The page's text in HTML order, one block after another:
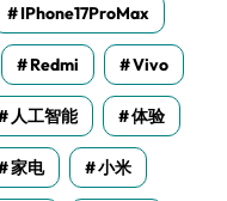
IPhone17ProMax
Redmi Vivo
人工智能 体验
家电 小米